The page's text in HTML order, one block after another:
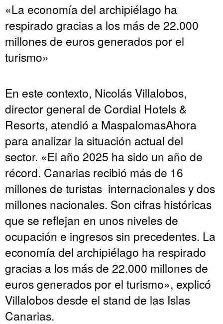
«La economía del archipiélago ha
respirado gracias a los más de 22.000
millones de euros generados por el
turismo»
En este contexto, Nicolás Villalobos,
director general de Cordial Hotels &
Resorts, atendió a MaspalomasAhora
para analizar la situación actual del
sector. «El año 2025 ha sido un año de
récord. Canarias recibió más de 16
millones de turistas internacionales y dos
millones nacionales. Son cifras históricas
que se reflejan en unos niveles de
ocupación e ingresos sin precedentes. La
economía del archipiélago ha respirado
gracias a los más de 22.000 millones de
euros generados por el turismo», explicó
Villalobos desde el stand de las Islas
Canarias.